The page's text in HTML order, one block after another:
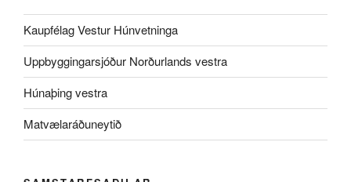
Kaupfélag Vestur Húnvetninga
Uppbyggingarsjóður Norðurlands vestra
Húnaþing vestra
Matvælaráðuneytið